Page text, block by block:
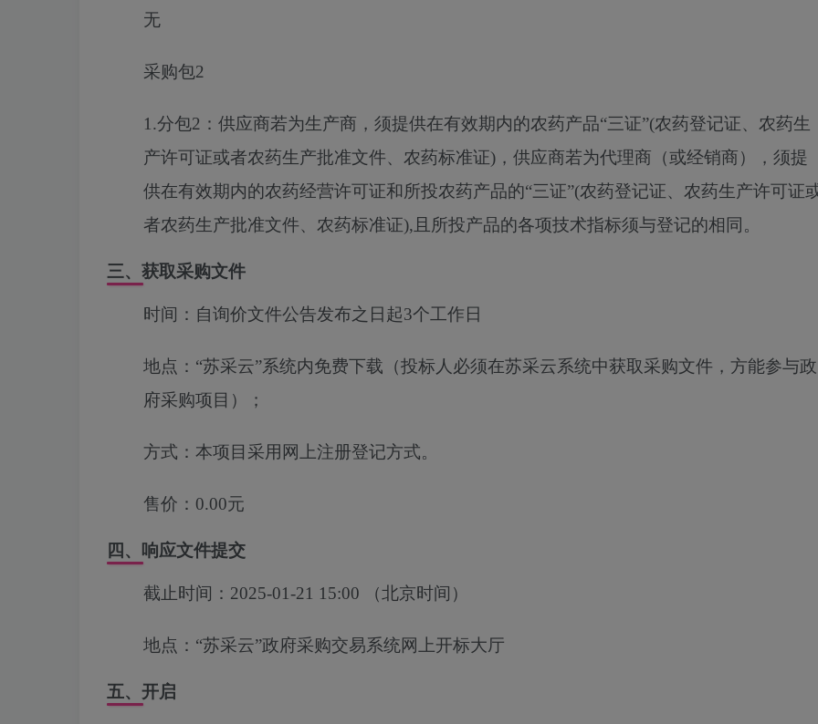
无
采购包2
1.分包2：供应商若为生产商，须提供在有效期内的农药产品“三证”(农药登记证、农药生
产许可证或者农药生产批准文件、农药标准证)，供应商若为代理商（或经销商），须提
供在有效期内的农药经营许可证和所投农药产品的“三证”(农药登记证、农药生产许可证
者农药生产批准文件、农药标准证),且所投产品的各项技术指标须与登记的相同。
三、获取采购文件
时间： 自询价文件公告发布之日起3个工作日
地点： “苏采云”系统内免费下载（投标人必须在苏采云系统中获取采购文件，方能参与政
府采购项目）；
方式： 本项目采用网上注册登记方式。
售价： 0.00元
四、响应文件提交
截止时间： 2025-01-21 15:00 （北京时间）
地点： “苏采云”政府采购交易系统网上开标大厅
五、开启